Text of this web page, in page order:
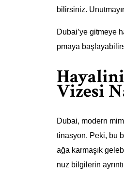
bilirsiniz.
Dubai’ye gitmeye
pmaya
Vizesi
Dubai, modern
tinasyon. Peki, bu
ağa karmaşık
nuz bilgilerin